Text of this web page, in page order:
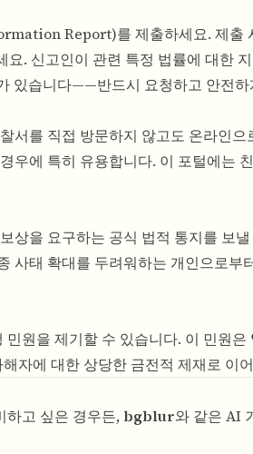
Report)를 제출하세요. 제출
. 신고인이 관련 특정 법률에 대한
있습니다——반드시 요청하고 안전하
를 직접 방문하지 않고도 온라인으
우에 특히 유용합니다. 이 포털에는
상을 요구하는 공식 법적 통지를 보
사태 확대를 두려워하는 개인으로부
원을 제기할 수 있습니다. 이 민원은
에 대한 상당한 금전적 제재로 이
하고 싶은 경우든,bgblur와 같은 AI